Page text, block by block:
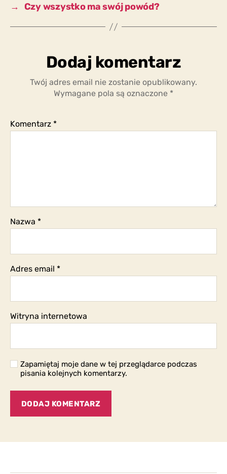
wydarzeniem,
czymś
to,
wydarzyło
się
pory,
nazywamy
wydarzeniem?
→ Czy wszystko ma swój powód?
Dodaj komentarz
Twój adres email nie zostanie opublikowany.
Wymagane pola są oznaczone *
Komentarz *
Nazwa *
Adres email *
Witryna internetowa
Zapamiętaj moje dane w tej przeglądarce podczas
pisania kolejnych komentarzy.